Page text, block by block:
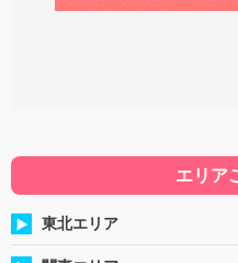
エリア
東北エリア